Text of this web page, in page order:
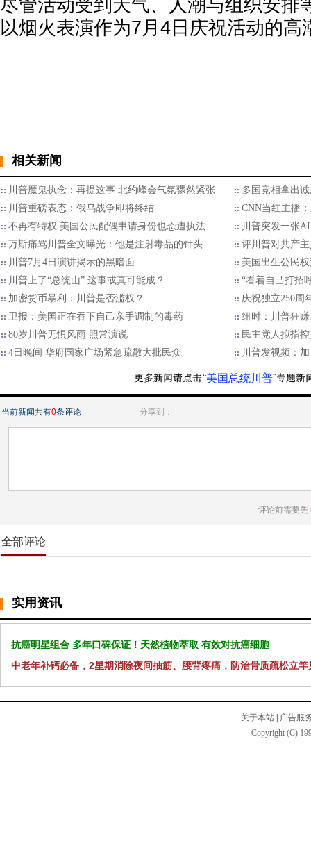
尽管活动受到天气、人潮与组织安排
以烟火表演作为7月4日庆祝活动的高
相关新闻
川普魔鬼执念：再提这事 北约峰会气氛骤然紧张
多国竞相拿出
川普重磅表态：俄乌战争即将终结
CNN当红主播
不再有特权 美国公民配偶申请身份也恐遭执法
川普突发一张
万斯痛骂川普全文曝光：他是注射毒品的针头…
评川普对共产
川普7月4日演讲揭示的黑暗面
美国出生公民
川普上了“总统山” 这事或真可能成？
“看着自己打招
加密货币暴利：川普是否滥权？
庆祝独立250周
卫报：美国正在吞下自己亲手调制的毒药
纽时：川普狂
80岁川普无惧风雨 照常演说
民主党人拟指
4日晚间 华府国家广场紧急疏散大批民众
川普发视频：
“美国总统川普”
当前新闻共有0条评论 分享到：
评论前需要先
全部评论
实用资讯
抗癌明星组合 多年口碑保证！天然植物萃取 有效对抗癌细胞
中老年补钙必备，2星期消除夜间抽筋、腰背疼痛，防治骨质疏松立竿
关于本站
广告服
Copyright (C)